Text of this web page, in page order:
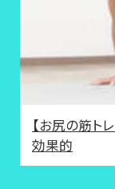
【お尻の筋ト
効果的